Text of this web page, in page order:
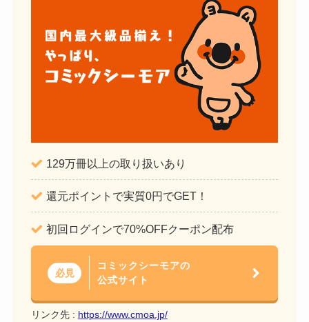
129万冊以上の取り扱いあり
還元ポイントで実質0円でGET！
初回ログインで70%OFFクーポン配布
必見
コミックシーモアの
公式サイト
リンク先 : https://www.cmoa.jp/